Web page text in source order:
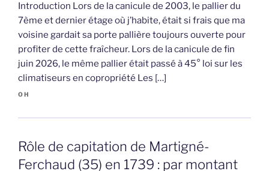
Introduction Lors de la canicule de 2003, le pallier du
7ème et dernier étage où j’habite, était si frais que ma
voisine gardait sa porte pallière toujours ouverte pour
profiter de cette fraîcheur. Lors de la canicule de fin
juin 2026, le même pallier était passé à 45° loi sur les
climatiseurs en copropriété Les […]
OH
Rôle de capitation de Martigné-
Ferchaud (35) en 1739 : par montant